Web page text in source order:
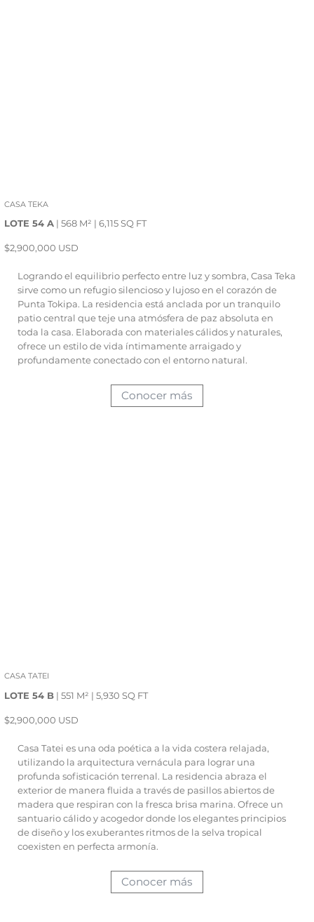
CASA TEKA
LOTE 54 A| 568 M² | 6,115 SQ FT
$2,900,000 USD
Logrando el equilibrio perfecto entre luz y sombra, Casa Teka
sirve como un refugio silencioso y lujoso en el corazón de
Punta Tokipa. La residencia está anclada por un tranquilo
patio central que teje una atmósfera de paz absoluta en
toda la casa. Elaborada con materiales cálidos y naturales,
ofrece un estilo de vida íntimamente arraigado y
profundamente conectado con el entorno natural.
Conocer más
CASA TATEI
LOTE 54 B| 551 M² | 5,930 SQ FT
$2,900,000 USD
Casa Tatei es una oda poética a la vida costera relajada,
utilizando la arquitectura vernácula para lograr una
profunda sofisticación terrenal. La residencia abraza el
exterior de manera fluida a través de pasillos abiertos de
madera que respiran con la fresca brisa marina. Ofrece un
santuario cálido y acogedor donde los elegantes principios
de diseño y los exuberantes ritmos de la selva tropical
coexisten en perfecta armonía.
Conocer más